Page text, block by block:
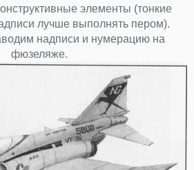
элементы (тонкие
лучше выполнять пером).
надписи и нумерацию на
фюзеляже.